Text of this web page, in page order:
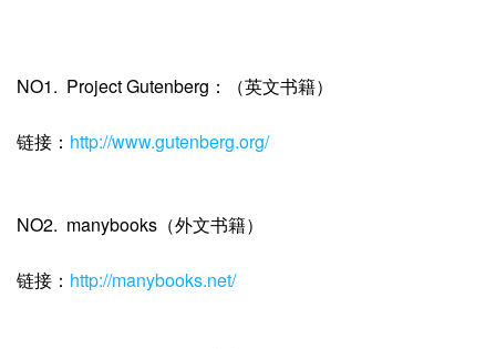
NO1. Project Gutenberg：（英文书籍）
链接： http://www.gutenberg.org/
NO2. manybooks（外文书籍）
链接： http://manybooks.net/